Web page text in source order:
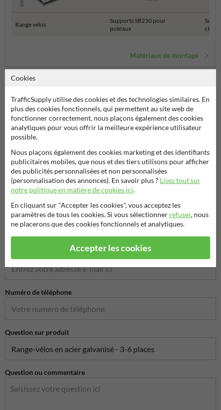
Range vélos
Supports SB250 pour
poteaux
Matériaux de montage
Poser votre question à Signalisationtouristique.be
Nom*
Nom de l'entreprise
Numéro de téléphone
Question sur produit
Question ou commentaire
Cookies
TrafficSupply utilise des cookies et des technologies similaires. En
plus des cookies fonctionnels, qui permettent au site web de
fonctionner correctement, nous plaçons également des cookies
analytiques pour vous offrir la meilleure expérience utilisateur
possible.
Nous plaçons également des cookies marketing et des identifiants
publicitaires mobiles, que nous et des tiers utilisons pour afficher
des publicités personnalisées et non personnalisées
(personnalisation des annonces). En savoir plus ? Lisez tout sur
notre politique en matière de cookies ici.
En cliquant sur "Accepter les cookies", vous acceptez les
paramètres de tous les cookies. Si vous sélectionner refuser, nous
ne placerons que des cookies fonctionnels et analytiques.
Accepter les cookies